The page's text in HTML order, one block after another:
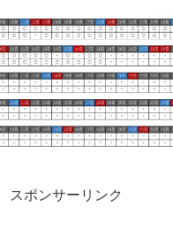
スポンサーリンク